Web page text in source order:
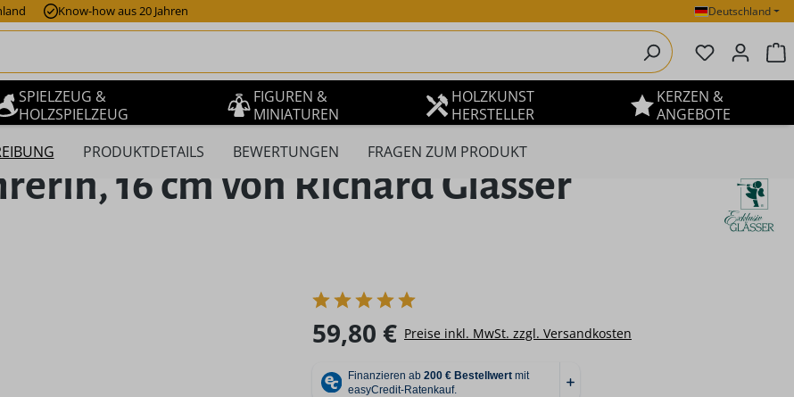
Know-how aus 20 Jahren Deutschland
Du hast 0
SPIELZEUG &
HOLZSPIELZEUG
FIGUREN &
MINIATUREN
HOLZKUNST
HERSTELLER
KERZEN &
ANGEBOTE
PRODUKTDETAILS BEWERTUNGEN FRAGEN ZUM PRODUKT
16 cm von Richard Glässer
Regulärer Preis:
59,80 € Preise inkl. MwSt. zzgl. Versandkosten